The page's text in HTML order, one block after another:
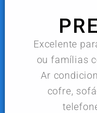
Excelente
ou famílias
Ar
cofre,